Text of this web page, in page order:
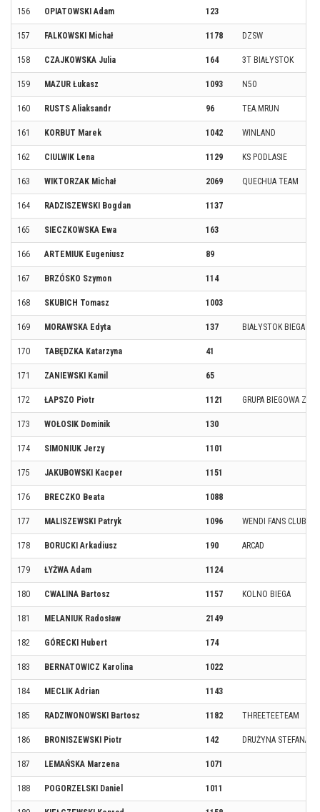
156 OPIATOWSKI Adam 123
157 FALKOWSKI Michał 1178 DZSW
158 CZAJKOWSKA Julia 164 3T BIAŁYSTOK
159 MAZUR Łukasz 1093 N50
160 RUSTS Aliaksandr 96 TEA.MRUN
161 KORBUT Marek 1042 WINLAND
162 CIULWIK Lena 1129 KS PODLASIE
163 WIKTORZAK Michał 2069 QUECHUA TEAM
164 RADZISZEWSKI Bogdan 1137
165 SIECZKOWSKA Ewa 163
166 ARTEMIUK Eugeniusz 89
167 BRZÓSKO Szymon 114
168 SKUBICH Tomasz 1003
169 MORAWSKA Edyta 137 BIAŁYSTOK BIEGA
170 TABĘDZKA Katarzyna 41
171 ZANIEWSKI Kamil 65
172 ŁAPSZO Piotr 1121 GRUPA BIEGOWA
173 WOŁOSIK Dominik 130
174 SIMONIUK Jerzy 1101
175 JAKUBOWSKI Kacper 1151
176 BRECZKO Beata 1088
177 MALISZEWSKI Patryk 1096 WENDI FANS CLUB
178 BORUCKI Arkadiusz 190 ARCAD
179 ŁYŻWA Adam 1124
180 CWALINA Bartosz 1157 KOLNO BIEGA
181 MELANIUK Radosław 2149
182 GÓRECKI Hubert 174
183 BERNATOWICZ Karolina 1022
184 MECLIK Adrian 1143
185 RADZIWONOWSKI Bartosz 1182 THREETEETEAM
186 BRONISZEWSKI Piotr 142 DRUŻYNA STEFANA
187 LEMAŃSKA Marzena 1071
188 POGORZELSKI Daniel 1011